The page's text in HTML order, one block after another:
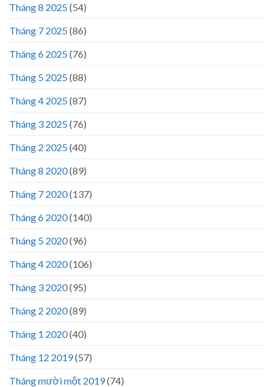
Tháng 8 2025(54)
Tháng 7 2025(86)
Tháng 6 2025(76)
Tháng 5 2025(88)
Tháng 4 2025(87)
Tháng 3 2025(76)
Tháng 2 2025(40)
Tháng 8 2020(89)
Tháng 7 2020(137)
Tháng 6 2020(140)
Tháng 5 2020(96)
Tháng 4 2020(106)
Tháng 3 2020(95)
Tháng 2 2020(89)
Tháng 1 2020(40)
Tháng 12 2019(57)
Tháng mười một 2019(74)